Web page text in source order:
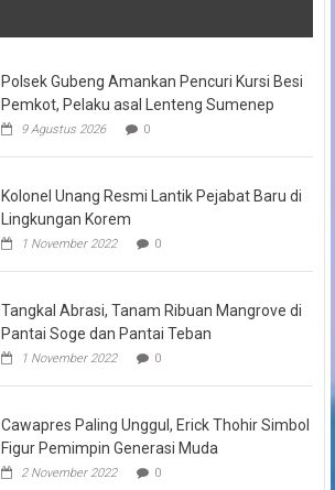
Polsek Gubeng Amankan Pencuri Kursi Besi
Pemkot, Pelaku asal Lenteng Sumenep
9 Agustus 2026 0
Kolonel Unang Resmi Lantik Pejabat Baru di
Lingkungan Korem
1 November 2022 0
Tangkal Abrasi, Tanam Ribuan Mangrove di
Pantai Soge dan Pantai Teban
1 November 2022 0
Cawapres Paling Unggul, Erick Thohir Simbol
Figur Pemimpin Generasi Muda
2 November 2022 0